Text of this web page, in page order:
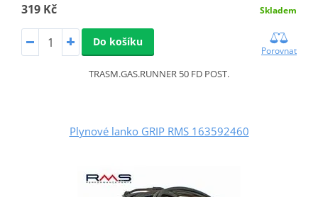
319 Kč Skladem
Do košíku
Porovnat
TRASM.GAS.RUNNER 50 FD POST.
Plynové lanko GRIP RMS 163592460